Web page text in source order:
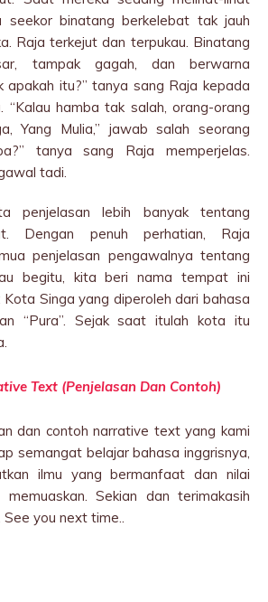
seekor binatang berkelebat tak jauh
Raja terkejut dan terpukau. Binatang
tampak gagah, dan berwarna
apakah itu?” tanya sang Raja kepada
“Kalau hamba tak salah, orang-orang
Yang Mulia,” jawab salah seorang
tanya sang Raja memperjelas.
tadi.
penjelasan lebih banyak tentang
Dengan penuh perhatian, Raja
penjelasan pengawalnya tentang
begitu, kita beri nama tempat ini
Kota Singa yang diperoleh dari bahasa
“Pura”. Sejak saat itulah kota itu
Text (Penjelasan Dan Contoh)
dan contoh narrative text yang kami
semangat belajar bahasa inggrisnya,
ilmu yang bermanfaat dan nilai
memuaskan. Sekian dan terimakasih
you next time..